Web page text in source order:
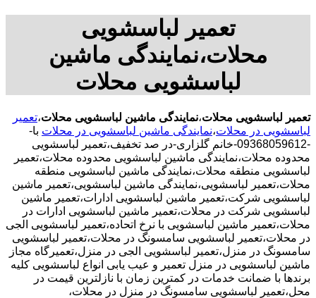
تعمیر لباسشویی
محلات،نمایندگی ماشین
لباسشویی محلات
تعمیر لباسشویی محلات،نمایندگی ماشین لباسشویی محلات،تعمیر
لباسشویی در محلات،نمایندگی ماشین لباسشویی در محلات با-
-09368059612-خانم گلزاری-در صد تخفیف،تعمیر لباسشویی
محدوده محلات،نمایندگی ماشین لباسشویی محدوده محلات،تعمیر
لباسشویی منطقه محلات،نمایندگی ماشین لباسشویی منطقه
محلات،تعمیر لباسشویی،نمایندگی ماشین لباسشویی،تعمیر ماشین
لباسشویی شرکت،تعمیر ماشین لباسشویی ادارات،تعمیر ماشین
لباسشویی شرکت در محلات،تعمیر ماشین لباسشویی ادارات در
محلات،تعمیر ماشین لباسشویی با نرخ اتحاده،تعمیر لباسشویی الجی
در محلات،تعمیر لباسشویی سامسونگ در محلات،تعمیر لباسشویی
سامسونگ در منزل،تعمیر لباسشویی الجی در منزل،تعمیرگاه مجاز
ماشین لباسشویی در منزل تعمیر و عیب یابی انواع لباسشویی کلیه
برندها با ضمانت خدمات در کمترین زمان با نازلترین قیمت در
محل،تعمیر لباسشویی سامسونگ در منزل در محلات،